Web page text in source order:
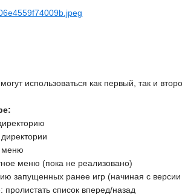
использоваться как первый, так и
меню (пока не реализовано)
ранее игр (начиная с версии
список вперед/назад